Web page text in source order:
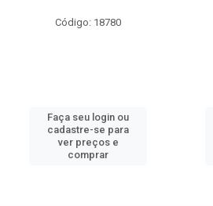
Código: 18780
Faça seu login ou
cadastre-se para
ver preços e
comprar